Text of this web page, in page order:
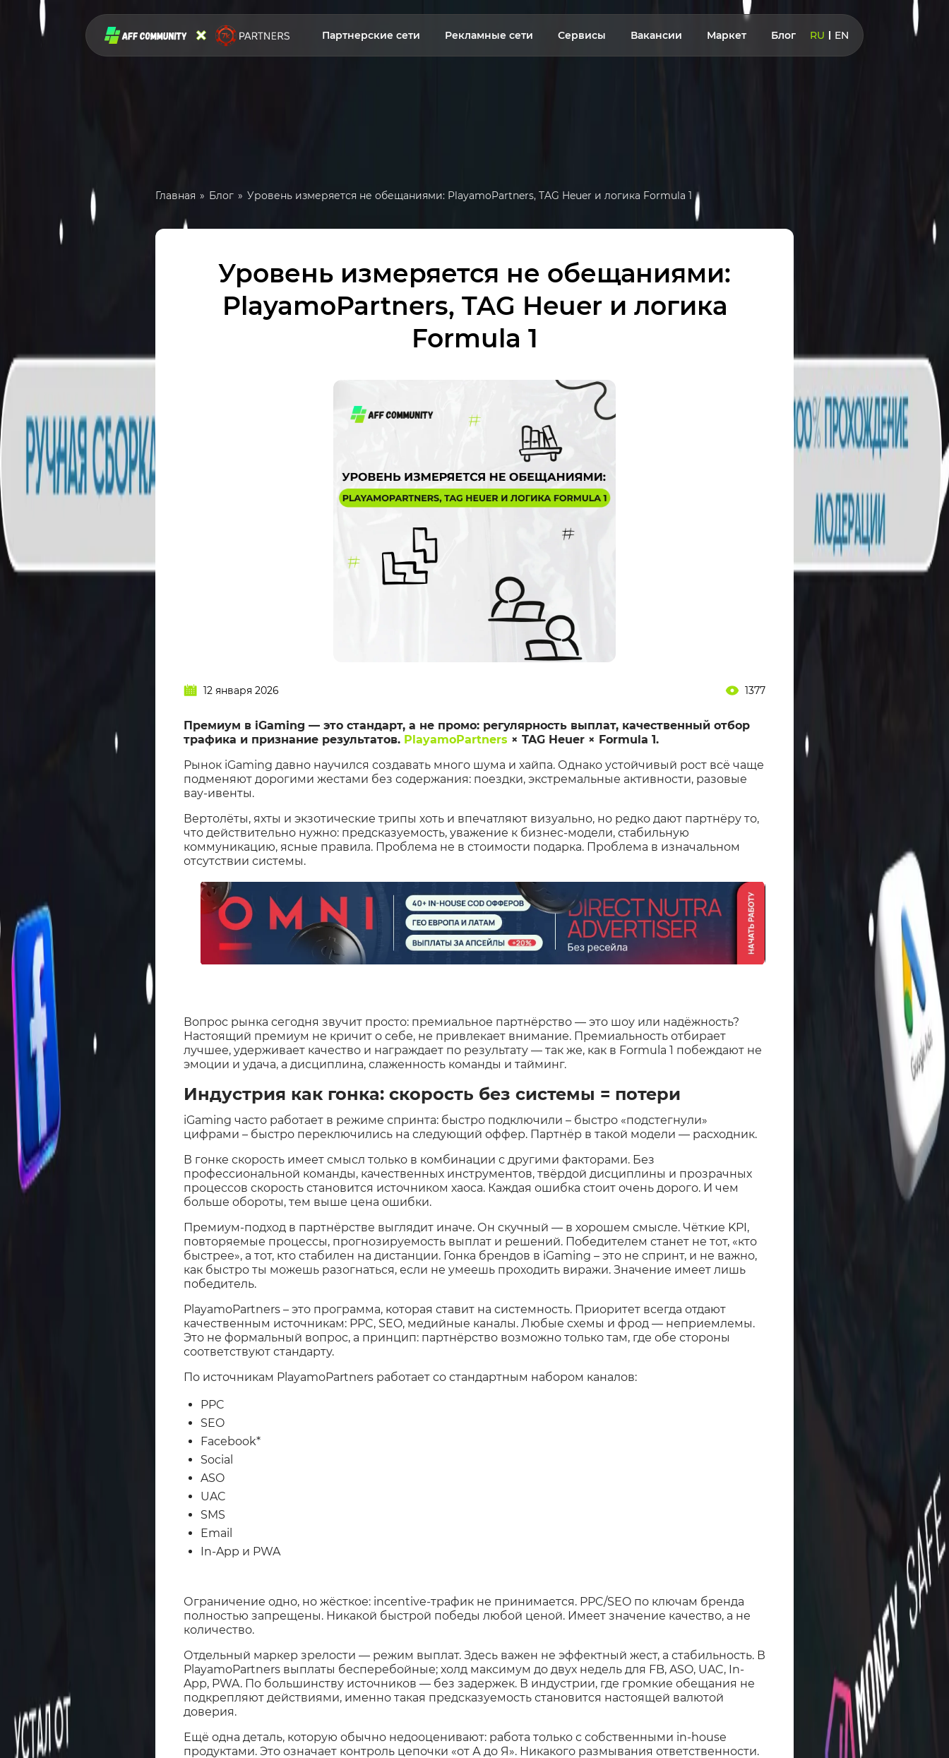
Партнерские сети Рекламные сети Сервисы Вакансии Маркет Блог RU EN
Главная Блог Уровень измеряется не обещаниями: PlayamoPartners, TAG Heuer и логика Formula 1
Уровень измеряется не обещаниями:
PlayamoPartners, TAG Heuer и логика
Formula 1
12 января 2026 1377
Премиум в iGaming — это стандарт, а не промо: регулярность выплат, качественный отбор
трафика и признание результатов. PlayamoPartners × TAG Heuer × Formula 1.
Рынок iGaming давно научился создавать много шума и хайпа. Однако устойчивый рост всё чаще
подменяют дорогими жестами без содержания: поездки, экстремальные активности, разовые
вау-ивенты.
Вертолёты, яхты и экзотические трипы хоть и впечатляют визуально, но редко дают партнёру то,
что действительно нужно: предсказуемость, уважение к бизнес-модели, стабильную
коммуникацию, ясные правила. Проблема не в стоимости подарка. Проблема в изначальном
отсутствии системы.
Вопрос рынка сегодня звучит просто: премиальное партнёрство — это шоу или надёжность?
Настоящий премиум не кричит о себе, не привлекает внимание. Премиальность отбирает
лучшее, удерживает качество и награждает по результату — так же, как в Formula 1 побеждают не
эмоции и удача, а дисциплина, слаженность команды и тайминг.
Индустрия как гонка: скорость без системы = потери
iGaming часто работает в режиме спринта: быстро подключили – быстро «подстегнули»
цифрами – быстро переключились на следующий оффер. Партнёр в такой модели — расходник.
В гонке скорость имеет смысл только в комбинации с другими факторами. Без
профессиональной команды, качественных инструментов, твёрдой дисциплины и прозрачных
процессов скорость становится источником хаоса. Каждая ошибка стоит очень дорого. И чем
больше обороты, тем выше цена ошибки.
Премиум-подход в партнёрстве выглядит иначе. Он скучный — в хорошем смысле. Чёткие KPI,
повторяемые процессы, прогнозируемость выплат и решений. Победителем станет не тот, «кто
быстрее», а тот, кто стабилен на дистанции. Гонка брендов в iGaming – это не спринт, и не важно,
как быстро ты можешь разогнаться, если не умеешь проходить виражи. Значение имеет лишь
победитель.
PlayamoPartners – это программа, которая ставит на системность. Приоритет всегда отдают
качественным источникам: PPC, SEO, медийные каналы. Любые схемы и фрод — неприемлемы.
Это не формальный вопрос, а принцип: партнёрство возможно только там, где обе стороны
соответствуют стандарту.
По источникам PlayamoPartners работает со стандартным набором каналов:
PPC
SEO
Facebook*
Social
ASO
UAC
SMS
Email
In-App и PWA
Ограничение одно, но жёсткое: incentive-трафик не принимается. PPC/SEO по ключам бренда
полностью запрещены. Никакой быстрой победы любой ценой. Имеет значение качество, а не
количество.
Отдельный маркер зрелости — режим выплат. Здесь важен не эффектный жест, а стабильность. В
PlayamoPartners выплаты бесперебойные; холд максимум до двух недель для FB, ASO, UAC, In-
App, PWA. По большинству источников — без задержек. В индустрии, где громкие обещания не
подкрепляют действиями, именно такая предсказуемость становится настоящей валютой
доверия.
Ещё одна деталь, которую обычно недооценивают: работа только с собственными in-house
продуктами. Это означает контроль цепочки «от А до Я». Никакого размывания ответственности.